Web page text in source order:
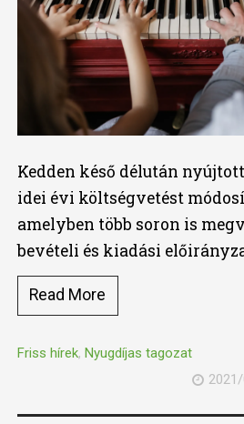
Kedden késő délután
idei évi költségvetést
amelyben több soron is
bevételi és kiadási
Read More
Friss hírek, Nyugdíjas tagozat